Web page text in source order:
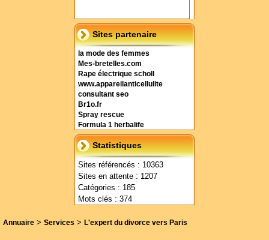
Sites partenaire
la mode des femmes
Mes-bretelles.com
Rape électrique scholl
www.appareilanticellulite
consultant seo
Br1o.fr
Spray rescue
Formula 1 herbalife
Statistiques
Sites référencés : 10363
Sites en attente : 1207
Catégories : 185
Mots clés : 374
Annuaire > Services > L'expert du divorce vers Paris